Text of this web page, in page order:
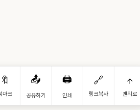
🔖
마크
📤
공유하기
🖨️
인쇄
🔗
링크복사
↑
맨위로